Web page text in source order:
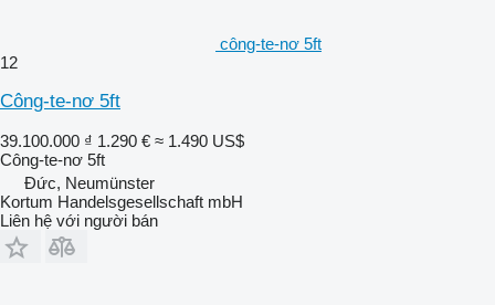
công-te-nơ 5ft
12
Công-te-nơ 5ft
39.100.000 ₫ 1.290 € ≈ 1.490 US$
Công-te-nơ 5ft
Đức, Neumünster
Kortum Handelsgesellschaft mbH
Liên hệ với người bán